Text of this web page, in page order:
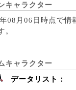
キャラクター
08月06日時点で情
。
キャラクター
データリスト：